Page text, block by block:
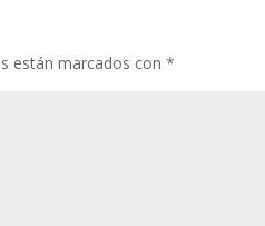
están marcados con*